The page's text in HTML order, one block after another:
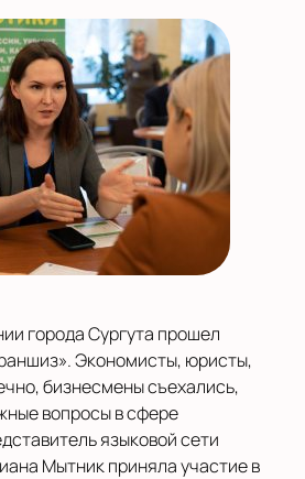
города Сургута прошел
Экономисты, юристы,
бизнесмены съехались,
вопросы в сфере
языковой сети
Мытник приняла участие в